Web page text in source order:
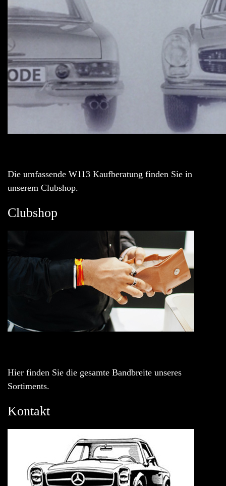
Die umfassende W113 Kaufberatung finden Sie in
unserem Clubshop.
Clubshop
Hier finden Sie die gesamte Bandbreite unseres
Sortiments.
Kontakt